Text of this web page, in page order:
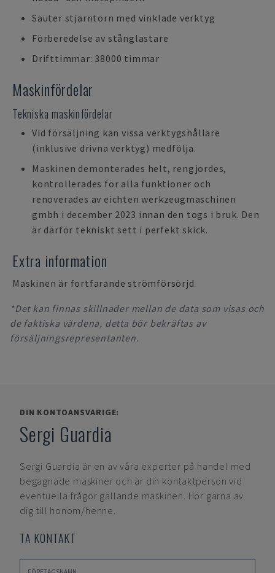
Sauter stjärntorn med vinklade verktyg
Förberedelse av stånglastare
Drifttimmar: 38000 timmar
Maskinfördelar
Tekniska maskinfördelar
Vid försäljning kan vissa verktygshållare
(inklusive drivna verktyg) medfölja.
Maskinen demonterades helt, rengjordes,
kontrollerades för alla funktioner och
renoverades av eichten werkzeugmaschinen
gmbh i december 2023 innan den togs i bruk. Den
är därför tekniskt sett i perfekt skick.
Extra information
Maskinen är fortfarande strömförsörjd
*Det kan finnas skillnader mellan de data som visas och
de faktiska värdena, detta bör bekräftas av
försäljningsrepresentanten.
DIN KONTOANSVARIGE:
Sergi Guardia
Sergi Guardia är en av våra experter på handel med
begagnade maskiner och är din kontaktperson vid
eventuella frågor gällande maskinen. Hör gärna av
dig till honom/henne.
TA KONTAKT